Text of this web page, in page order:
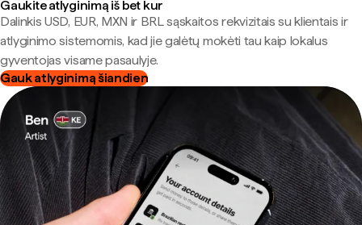
Gaukite atlyginimą iš bet kur
Dalinkis USD, EUR, MXN ir BRL sąskaitos rekvizitais su klientais ir
atlyginimo sistemomis, kad jie galėtų mokėti tau kaip lokalus
gyventojas visame pasaulyje.
Gauk atlyginimą šiandien